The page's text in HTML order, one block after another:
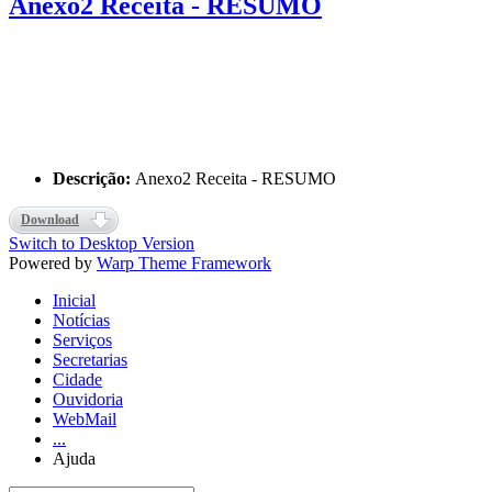
Descrição: Anexo2 Receita - RESUMO
Download
Switch to Desktop Version
Powered by Warp Theme Framework
Inicial
Notícias
Serviços
Secretarias
Cidade
Ouvidoria
WebMail
...
Ajuda